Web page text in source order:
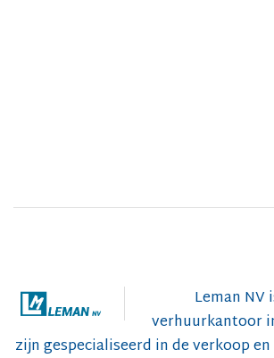
Leman NV
verhuurkantoor
zijn gespecialiseerd in de verkoop